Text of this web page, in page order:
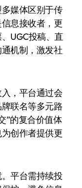
媒体区别于传
息接收者，更
UGC投稿、直
机制，激发社
，平台通过会
联名等多元路
”的复合价值体
创作者提供更
平台需持续投